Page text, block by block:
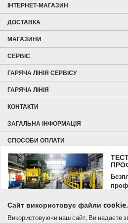
Сайт використовує файли cookie.
Використовуючи наш сайт, Ви надаєте
ІНТЕРНЕТ-МАГАЗИН
ДОСТАВКА
МАГАЗИНИ
СЕРВІС
ГАРЯЧА ЛІНІЯ СЕРВІСУ
ГАРЯЧА ЛІНІЯ
КОНТАКТИ
ЗАГАЛЬНА ІНФОРМАЦІЯ
СПОСОБИ ОПЛАТИ
ВІДГУКИ ТА РЕЙТИНГ
KÄRCHER HOME & GARDEN
KÄRCHER PROFESSIONAL